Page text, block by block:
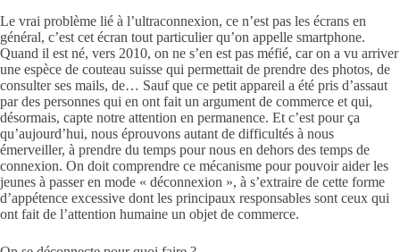
Le vrai problème lié à l’ultraconnexion, ce n’est pas les écrans en
général, c’est cet écran tout particulier qu’on appelle smartphone.
Quand il est né, vers 2010, on ne s’en est pas méfié, car on a vu arriver
une espèce de couteau suisse qui permettait de prendre des photos, de
consulter ses mails, de… Sauf que ce petit appareil a été pris d’assaut
par des personnes qui en ont fait un argument de commerce et qui,
désormais, capte notre attention en permanence. Et c’est pour ça
qu’aujourd’hui, nous éprouvons autant de difficultés à nous
émerveiller, à prendre du temps pour nous en dehors des temps de
connexion. On doit comprendre ce mécanisme pour pouvoir aider les
jeunes à passer en mode « déconnexion », à s’extraire de cette forme
d’appétence excessive dont les principaux responsables sont ceux qui
ont fait de l’attention humaine un objet de commerce.